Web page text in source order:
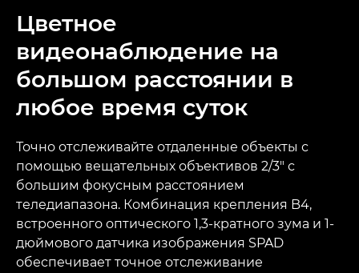
Цветное
видеонаблюдение на
большом расстоянии в
любое время суток
Точно отслеживайте отдаленные объекты с
помощью вещательных объективов 2/3" с
большим фокусным расстоянием
теледиапазона. Комбинация крепления B4,
встроенного оптического 1,3-кратного зума и 1-
дюймового датчика изображения SPAD
обеспечивает точное отслеживание